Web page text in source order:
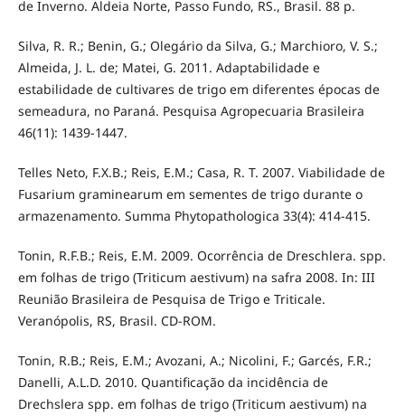
de Inverno. Aldeia Norte, Passo Fundo, RS., Brasil. 88 p.
Silva, R. R.; Benin, G.; Olegário da Silva, G.; Marchioro, V. S.;
Almeida, J. L. de; Matei, G. 2011. Adaptabilidade e
estabilidade de cultivares de trigo em diferentes épocas de
semeadura, no Paraná. Pesquisa Agropecuaria Brasileira
46(11): 1439-1447.
Telles Neto, F.X.B.; Reis, E.M.; Casa, R. T. 2007. Viabilidade de
Fusarium graminearum em sementes de trigo durante o
armazenamento. Summa Phytopathologica 33(4): 414-415.
Tonin, R.F.B.; Reis, E.M. 2009. Ocorrência de Dreschlera. spp.
em folhas de trigo (Triticum aestivum) na safra 2008. In: III
Reunião Brasileira de Pesquisa de Trigo e Triticale.
Veranópolis, RS, Brasil. CD-ROM.
Tonin, R.B.; Reis, E.M.; Avozani, A.; Nicolini, F.; Garcés, F.R.;
Danelli, A.L.D. 2010. Quantificação da incidência de
Drechslera spp. em folhas de trigo (Triticum aestivum) na